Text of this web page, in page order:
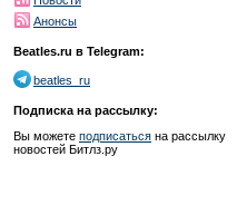
Анонсы
Beatles.ru в Telegram:
beatles_ru
Подписка на рассылку:
Вы можете подписаться на рассылку
новостей Битлз.ру